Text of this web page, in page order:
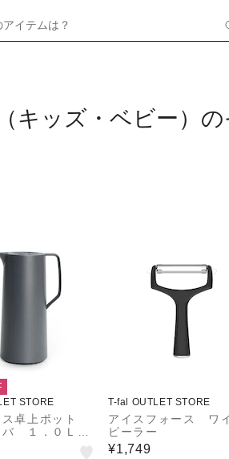
イテムは？
キッズ・ベビー）
STORE
ス卓上ポット
バ １．０Ｌ
レー
T-fal OUTLET STORE
アイスフォース ワ
ピーラー
¥1,749